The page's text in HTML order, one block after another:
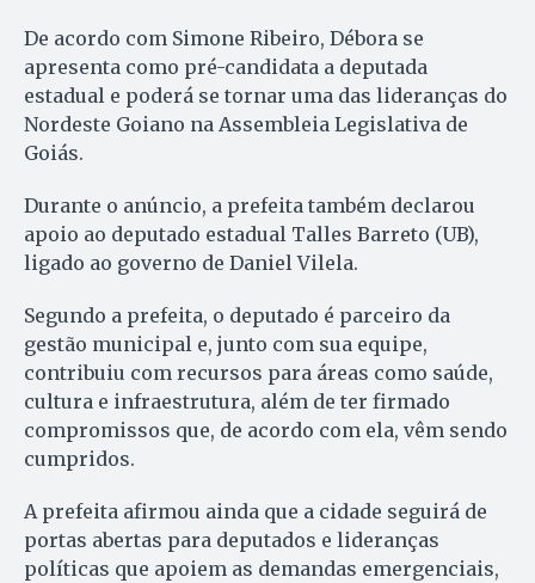
De acordo com Simone Ribeiro, Débora se
apresenta como pré-candidata a deputada
estadual e poderá se tornar uma das lideranças do
Nordeste Goiano na Assembleia Legislativa de
Goiás.
Durante o anúncio, a prefeita também declarou
apoio ao deputado estadual Talles Barreto (UB),
ligado ao governo de Daniel Vilela.
Segundo a prefeita, o deputado é parceiro da
gestão municipal e, junto com sua equipe,
contribuiu com recursos para áreas como saúde,
cultura e infraestrutura, além de ter firmado
compromissos que, de acordo com ela, vêm sendo
cumpridos.
A prefeita afirmou ainda que a cidade seguirá de
portas abertas para deputados e lideranças
políticas que apoiem as demandas emergenciais,